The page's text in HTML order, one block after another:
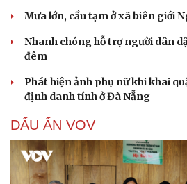
Mưa lớn, cầu tạm ở xã biên giới
Nhanh chóng hỗ trợ người dân
đêm
Phát hiện ảnh phụ nữ khi khai
định danh tính ở Đà Nẵng
DẤU ẤN VOV